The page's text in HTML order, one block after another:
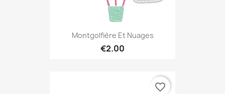
Montgolfière Et Nuages
€2.00
favorite_border